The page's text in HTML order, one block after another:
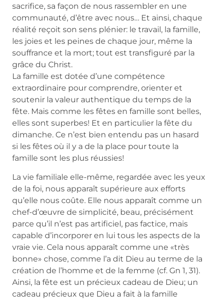
sacrifice, sa façon de nous rassembler en une
communauté, d’être avec nous… Et ainsi, chaque
réalité reçoit son sens plénier: le travail, la famille,
les joies et les peines de chaque jour, même la
souffrance et la mort; tout est transfiguré par la
grâce du Christ.
La famille est dotée d’une compétence
extraordinaire pour comprendre, orienter et
soutenir la valeur authentique du temps de la
fête. Mais comme les fêtes en famille sont belles,
elles sont superbes! Et en particulier la fête du
dimanche. Ce n’est bien entendu pas un hasard
si les fêtes où il y a de la place pour toute la
famille sont les plus réussies!
La vie familiale elle-même, regardée avec les yeux
de la foi, nous apparaît supérieure aux efforts
qu’elle nous coûte. Elle nous apparaît comme un
chef-d’œuvre de simplicité, beau, précisément
parce qu’il n’est pas artificiel, pas factice, mais
capable d’incorporer en lui tous les aspects de la
vraie vie. Cela nous apparaît comme une «très
bonne» chose, comme l’a dit Dieu au terme de la
création de l’homme et de la femme (cf. Gn 1, 31).
Ainsi, la fête est un précieux cadeau de Dieu; un
cadeau précieux que Dieu a fait à la famille